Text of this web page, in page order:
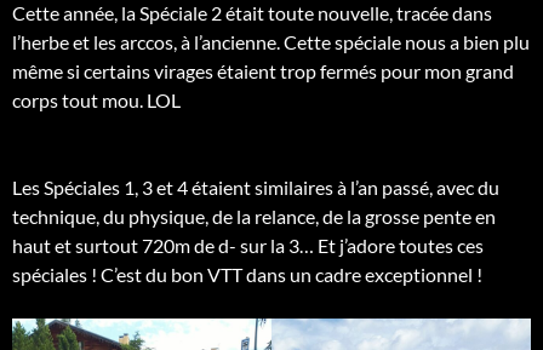
Cette année, la Spéciale 2 était toute nouvelle, tracée dans
l’herbe et les arccos, à l’ancienne. Cette spéciale nous a bien plu
même si certains virages étaient trop fermés pour mon grand
corps tout mou. LOL
Les Spéciales 1, 3 et 4 étaient similaires à l’an passé, avec du
technique, du physique, de la relance, de la grosse pente en
haut et surtout 720m de d- sur la 3… Et j’adore toutes ces
spéciales ! C’est du bon VTT dans un cadre exceptionnel !